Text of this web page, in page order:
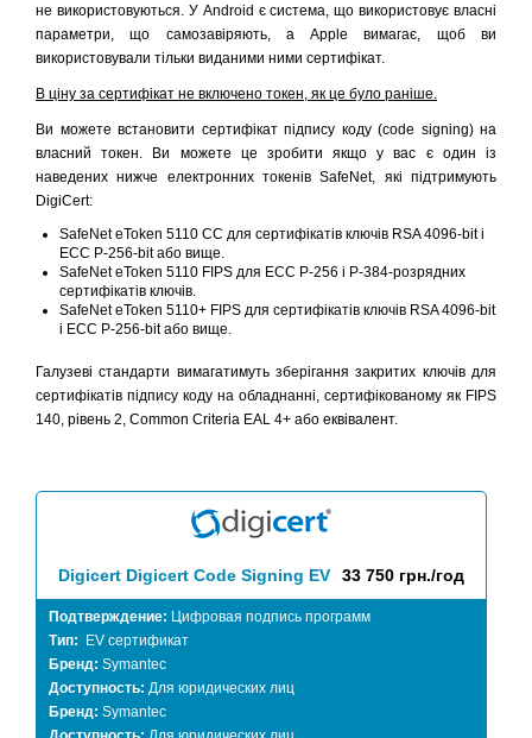
не використовуються. У Android є система, що використовує власні
параметри, що самозавіряють, а Apple вимагає, щоб ви
використовували тільки виданими ними сертифікат.
В ціну за сертифікат не включено токен, як це було раніше.
Ви можете встановити сертифікат підпису коду (code signing) на
власний токен. Ви можете це зробити якщо у вас є один із
наведених нижче електронних токенів SafeNet, які підтримують
DigiCert:
SafeNet eToken 5110 CC для сертифікатів ключів RSA 4096-bit і
ECC P-256-bit або вище.
SafeNet eToken 5110 FIPS для ECC P-256 і P-384-розрядних
сертифікатів ключів.
SafeNet eToken 5110+ FIPS для сертифікатів ключів RSA 4096-bit
і ECC P-256-bit або вище.
Галузеві стандарти вимагатимуть зберігання закритих ключів для
сертифікатів підпису коду на обладнанні, сертифікованому як FIPS
140, рівень 2, Common Criteria EAL 4+ або еквівалент.
Digicert Digicert Code Signing EV 33 750 грн./год
Подтверждение: Цифровая подпись программ
Тип:
EV сертификат
Бренд: Symantec
Доступность: Для юридических лиц
Бренд: Symantec